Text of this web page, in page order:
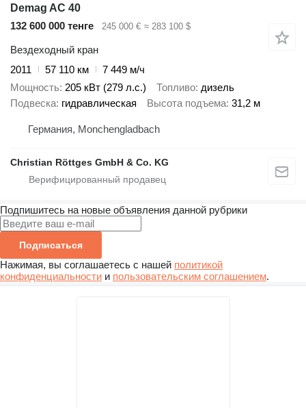
Demag AC 40
132 600 000 тенге
245 000 € ≈ 283 100 $
Вездеходный кран
2011
57 110 км
7 449 м/ч
Мощность 205 кВт (279 л.с.) Топливо дизель
Подвеска гидравлическая Высота подъема 31,2 м
Германия, Monchengladbach
Christian Röttges GmbH & Co. KG
Подпишитесь на новые объявления данной рубрики
Подписаться
Нажимая, вы соглашаетесь с нашей политикой
конфиденциальности и пользовательским соглашением.